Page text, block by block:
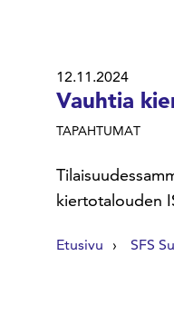
12.11.2024
Vauhtia
TAPAHTUMAT
kiertotalouden
Etusivu SFS